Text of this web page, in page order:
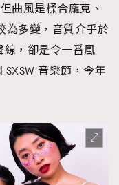
曲風是楺合龐克、
為多變，音質介乎於
，卻是令一番風
音樂節，今年